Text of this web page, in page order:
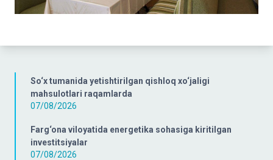
So‘x tumanida yetishtirilgan qishloq xo‘jaligi
mahsulotlari raqamlarda
07/08/2026
Farg‘ona viloyatida energetika sohasiga kiritilgan
investitsiyalar
07/08/2026